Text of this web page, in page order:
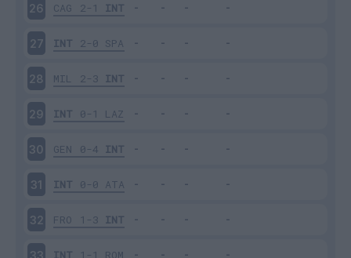
26 CAG 2-1 INT
27 INT 2-0 SPA
28 MIL 2-3 INT
29 INT 0-1 LAZ
30 GEN 0-4 INT
31 INT 0-0 ATA
32 FRO 1-3 INT
33 INT 1-1 ROM